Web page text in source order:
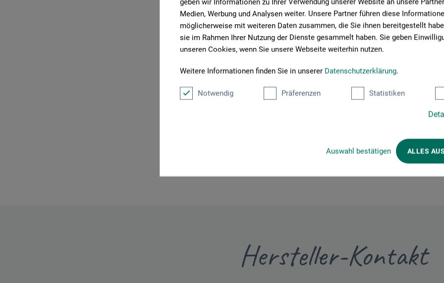
Medien, Werbung und Analysen weiter. Unsere Partner führen diese
möglicherweise mit weiteren Daten zusammen, die Sie ihnen bereitgestellt
sie im Rahmen Ihrer Nutzung der Dienste gesammelt haben. Sie geben
unseren Cookies, wenn Sie unsere Webseite weiterhin nutzen.
Weitere Informationen finden Sie in unserer Datenschutzerklärung.
Notwendig Präferenzen Statistiken
Auswahl bestätigen ALLES
Produktbewertungen
Hersteller-Kontakt